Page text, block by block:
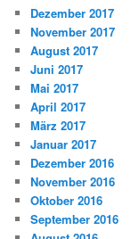
Dezember 2017
November 2017
August 2017
Juni 2017
Mai 2017
April 2017
März 2017
Januar 2017
Dezember 2016
November 2016
Oktober 2016
September 2016